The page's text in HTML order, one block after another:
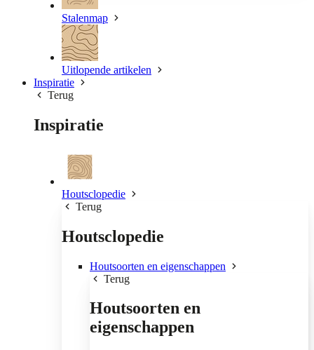
Stalenmap
Uitlopende artikelen
Inspiratie
Terug
Inspiratie
Houtsclopedie
Terug
Houtsclopedie
Houtsoorten en eigenschappen
Terug
Houtsoorten en
eigenschappen